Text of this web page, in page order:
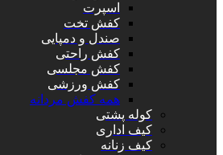
اسپرت
کفش تخت
صندل و دمپایی
کفش راحتی
کفش مجلسی
کفش ورزشی
همه کفش مردانه
کوله پشتی
کیف اداری
کیف زنانه